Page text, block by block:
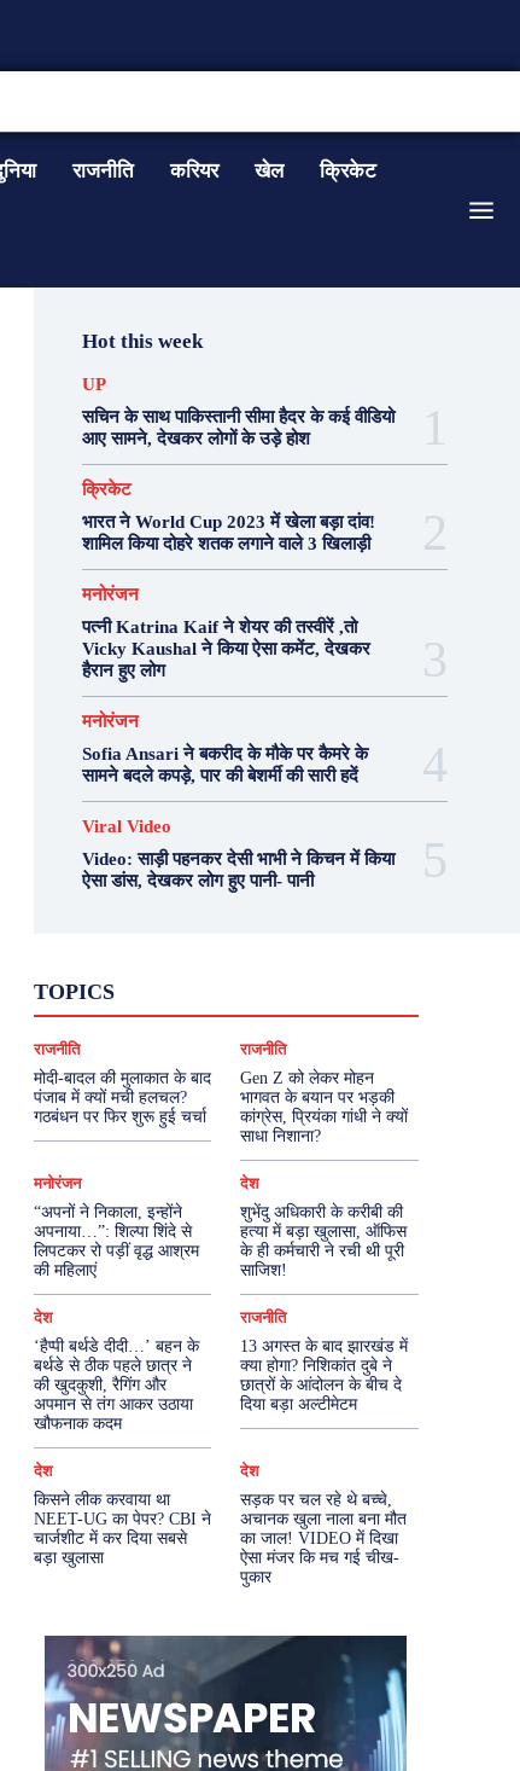
राजनीति करियर खेल क्रिकेट
Hot this week
UP
सचिन के साथ पाकिस्तानी सीमा हैदर के कई वीडियो
आए सामने, देखकर लोगों के उड़े होश
क्रिकेट
भारत ने World Cup 2023 में खेला बड़ा दांव!
शामिल किया दोहरे शतक लगाने वाले 3 खिलाड़ी
मनोरंजन
पत्नी Katrina Kaif ने शेयर की तस्वीरें ,तो
Vicky Kaushal ने किया ऐसा कमेंट, देखकर
हैरान हुए लोग
मनोरंजन
Sofia Ansari ने बकरीद के मौके पर कैमरे के
सामने बदले कपड़े, पार की बेशर्मी की सारी हदें
Viral Video
Video: साड़ी पहनकर देसी भाभी ने किचन में किया
ऐसा डांस, देखकर लोग हुए पानी- पानी
TOPICS
दुनिया
मनोरंजन
राजनीति वास्तु शास्त्र
More
राजनीति
मोदी-बादल की मुलाकात के बाद
पंजाब में क्यों मची हलचल?
गठबंधन पर फिर शुरू हुई चर्चा
राजनीति
Gen Z को लेकर मोहन
भागवत के बयान पर भड़की
कांग्रेस, प्रियंका गांधी ने क्यों
साधा निशाना?
मनोरंजन
“अपनों ने निकाला, इन्होंने
अपनाया…”: शिल्पा शिंदे से
लिपटकर रो पड़ीं वृद्ध आश्रम
की महिलाएं
देश
शुभेंदु अधिकारी के करीबी की
हत्या में बड़ा खुलासा, ऑफिस
के ही कर्मचारी ने रची थी पूरी
साजिश!
देश
‘हैप्पी बर्थडे दीदी…’ बहन के
बर्थडे से ठीक पहले छात्र ने
की खुदकुशी, रैगिंग और
अपमान से तंग आकर उठाया
खौफनाक कदम
राजनीति
13 अगस्त के बाद झारखंड में
क्या होगा? निशिकांत दुबे ने
छात्रों के आंदोलन के बीच दे
दिया बड़ा अल्टीमेटम
देश
किसने लीक करवाया था
NEET-UG का पेपर? CBI ने
चार्जशीट में कर दिया सबसे
बड़ा खुलासा
देश
सड़क पर चल रहे थे बच्चे,
अचानक खुला नाला बना मौत
का जाल! VIDEO में दिखा
ऐसा मंजर कि मच गई चीख-
पुकार